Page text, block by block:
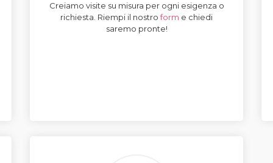
Creiamo visite su misura per ogni esigenza o
richiesta. Riempi il nostroform e chiedi
saremo pronte!